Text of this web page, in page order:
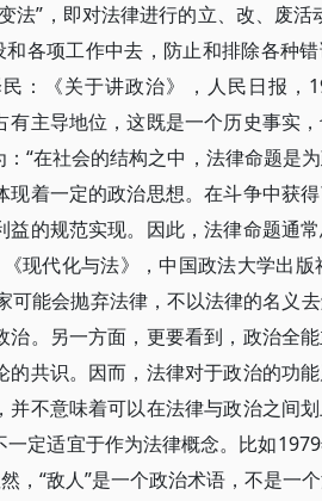
法”，即对法律进行的立、改、废活
各项工作中去，防止和排除各种
：《关于讲政治》，人民日报，
主导地位，这既是一个历史事实
“在社会的结构之中，法律命题是
着一定的政治思想。在斗争中获
的规范实现。因此，法律命题通
现代化与法》，中国政法大学出版
能会抛弃法律，不以法律的名义
。另一方面，更要看到，政治全
共识。因而，法律对于政治的功
不意味着可以在法律与政治之间
定适宜于作为法律概念。比如
“敌人”是一个政治术语，不是一个